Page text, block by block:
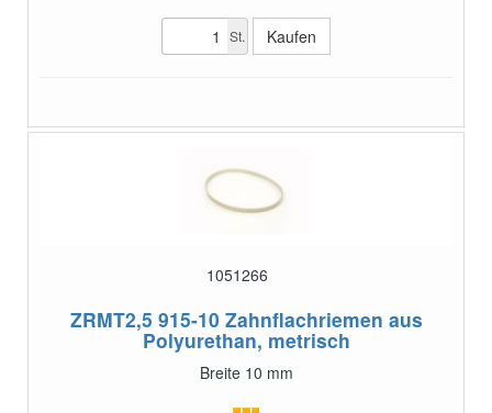
St.
1051266
ZRMT2,5 915-10 Zahnflachriemen aus
Polyurethan, metrisch
Breite 10 mm